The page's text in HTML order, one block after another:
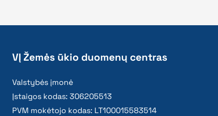
VĮ Žemės ūkio duomenų centras
Valstybės įmonė
Įstaigos kodas: 306205513
PVM mokėtojo kodas: LT100015583514